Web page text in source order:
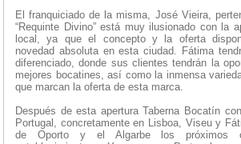
El franquiciado de la misma, José Vieira,
“Requinte Divino” está muy ilusionado con la
local, ya que el concepto y la oferta
novedad absoluta en esta ciudad. Fátima
diferenciado, donde sus clientes tendrán la
mejores bocatines, así como la inmensa
que marcan la oferta de esta marca.
Después de esta apertura Taberna Bocatín
Portugal, concretamente en Lisboa, Viseu y
de Oporto y el Algarbe los próximos